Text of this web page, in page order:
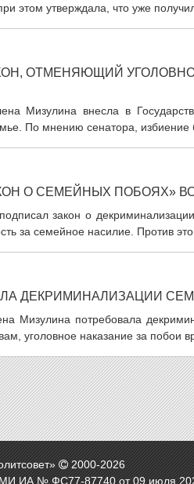
этом утверждала, что уже
ОТМЕНЯЮЩИЙ
Мизулина внесла в
По мнению сенатора, избиение
О СЕМЕЙНЫХ ПОБОЯХ»
закон о
за семейное насилие. Против
ДЕКРИМИНАЛИЗАЦИИ
Мизулина потребовала
уголовное наказание за побои
2000-2026
ИА № ФС77-87740 от 09 июля